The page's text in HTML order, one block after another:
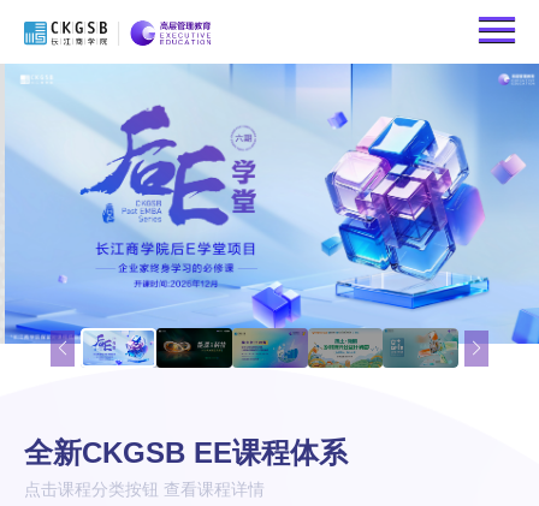
全新CKGSB EE课程体系
点击课程分类按钮 查看课程详情